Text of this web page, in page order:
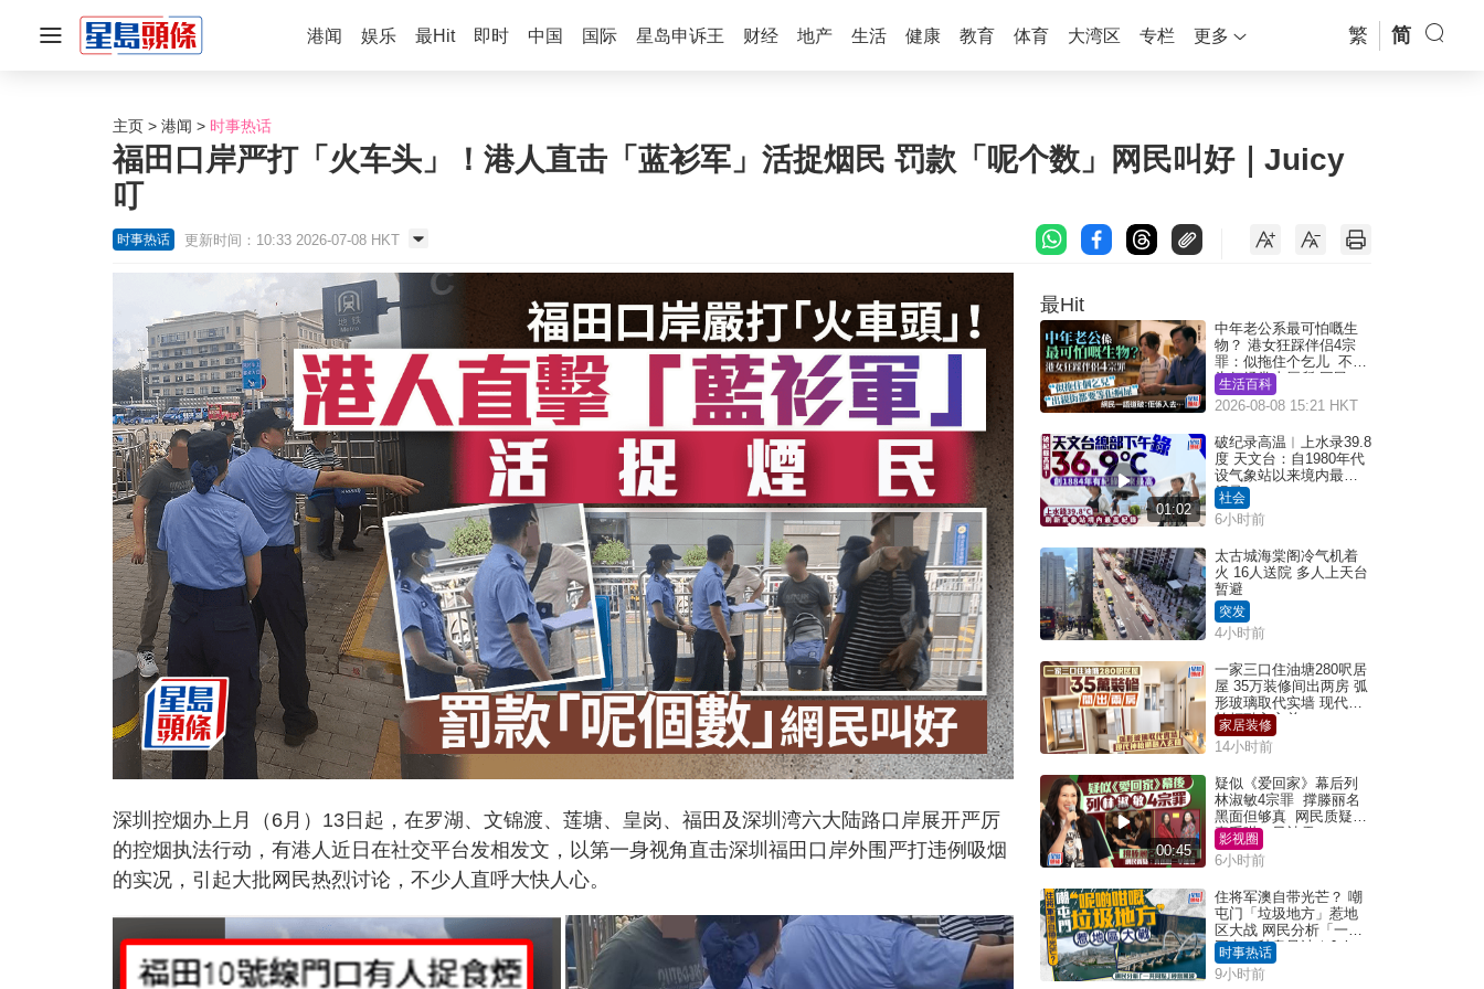
港闻 娱乐 最Hit 即时 中国 国际 星岛申诉王 财经 地产 生活 健康 教育 体育 大湾区 专栏 更多 繁 简
主页 港闻 时事热话
福田口岸严打「火车头」！港人直击「蓝衫军」活捉烟民 罚款「呢个数」网民叫好｜Juicy
叮
时事热话 更新时间：10:33 2026-07-08 HKT
深圳控烟办上月（6月）13日起，在罗湖、文锦渡、莲塘、皇岗、福田及深圳湾六大陆路口岸展开严厉
的控烟执法行动，有港人近日在社交平台发相发文，以第一身视角直击深圳福田口岸外围严打违例吸烟
的实况，引起大批网民热烈讨论，不少人直呼大快人心。
最Hit
中年老公系最可怕嘅生
物？ 港女狂踩伴侣4宗
罪：似拖住个乞儿 不解
为何经常去厕所 网民一
语道破
生活百科
2026-08-08 15:21 HKT
01:02
破纪录高温︱上水录39.8
度 天文台：自1980年代
设气象站以来境内最高
纪录
社会
6小时前
太古城海棠阁冷气机着
火 16人送院 多人上天台
暂避
突发
4小时前
一家三口住油塘280呎居
屋 35万装修间出两房 弧
形玻璃取代实墙 现代神
枱柜融入玄关
家居装修
14小时前
00:45
疑似《爱回家》幕后列
林淑敏4宗罪 撑滕丽名
黑面但够真 网民质疑：
真系咁一早被雪
影视圈
6小时前
住将军澳自带光芒？ 嘲
屯门「垃圾地方」惹地
区大战 网民分析「一共
同点」秒息风波｜Juicy
叮
时事热话
9小时前